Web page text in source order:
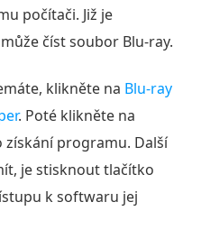
počítači. Již je
číst soubor Blu-ray.
klikněte na Blu-ray
. Poté klikněte na
programu. Další
je stisknout tlačítko
k softwaru jej